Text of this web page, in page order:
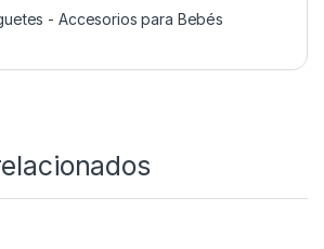
- Accesorios para Bebés